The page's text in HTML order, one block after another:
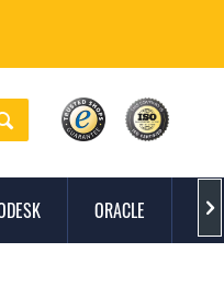
ORACLE 